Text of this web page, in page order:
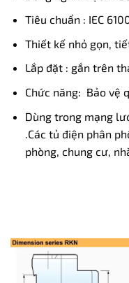
Tiêu chuẩn : IEC
Thiết kế nhỏ gọn,
Lắp đặt : gắn trên
Chức năng: Bảo vệ
Dùng trong mạng
.Các tủ điện phân
phòng, chung cư,